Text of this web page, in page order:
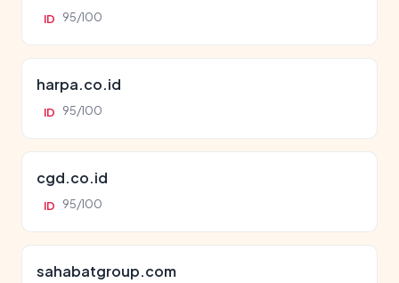
ID 95/100
harpa.co.id
ID 95/100
cgd.co.id
ID 95/100
sahabatgroup.com